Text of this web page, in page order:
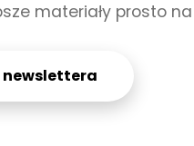
materiały prosto
newslettera